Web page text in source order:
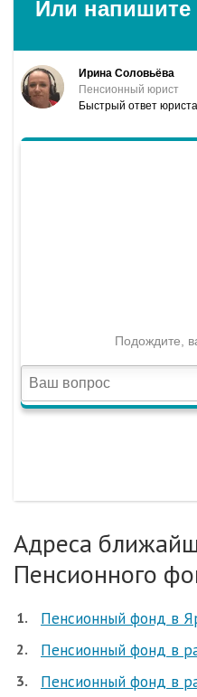
Адреса
Пенсионного
Пенсионный фонд в
Пенсионный фонд в
Пенсионный фонд в